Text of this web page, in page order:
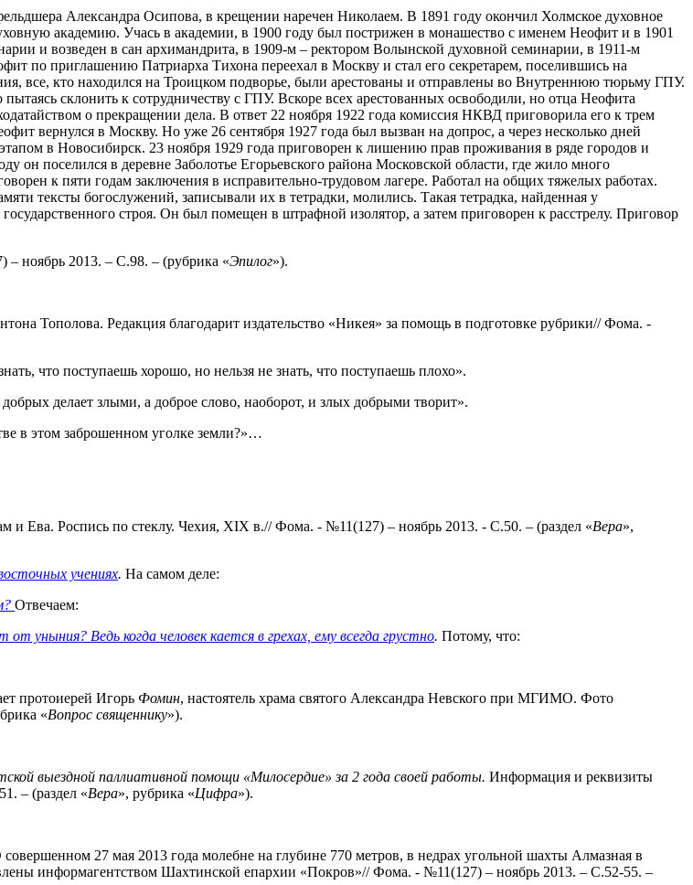
Александра Осипова, в крещении наречен Николаем. В 1891 году окончил Холмское духовное
академию. Учась в академии, в 1900 году был пострижен в монашество с именем Неофит и в 1901
и возведен в сан архимандрита, в 1909-м – ректором Волынской духовной семинарии, в 1911-м
по приглашению Патриарха Тихона переехал в Москву и стал его секретарем, поселившись на
все, кто находился на Троицком подворье, были арестованы и отправлены во Внутреннюю тюрьму ГПУ.
склонить к сотрудничеству с ГПУ. Вскоре всех арестованных освободили, но отца Неофита
о прекращении дела. В ответ 22 ноября 1922 года комиссия НКВД приговорила его к трем
вернулся в Москву. Но уже 26 сентября 1927 года был вызван на допрос, а через несколько дней
в Новосибирск. 23 ноября 1929 года приговорен к лишению прав проживания в ряде городов и
он поселился в деревне Заболотье Егорьевского района Московской области, где жило много
к пяти годам заключения в исправительно-трудовом лагере. Работал на общих тяжелых работах.
тексты богослужений, записывали их в тетрадки, молились. Такая тетрадка, найденная у
строя. Он был помещен в штрафной изолятор, а затем приговорен к расстрелу. Приговор
– ноябрь 2013. – С.98. – (рубрика «Эпилог»).
Тополова. Редакция благодарит издательство «Никея» за помощь в подготовке рубрики// Фома. -
что поступаешь хорошо, но нельзя не знать, что поступаешь плохо».
делает злыми, а доброе слово, наоборот, и злых добрыми творит».
в этом заброшенном уголке земли?»…
и Ева. Роспись по стеклу. Чехия, XIX в.// Фома. - №11(127) – ноябрь 2013. - С.50. – (раздел «Вера»,
учениях. На самом деле:
Отвечаем:
уныния? Ведь когда человек кается в грехах, ему всегда грустно. Потому, что:
протоиерей Игорь Фомин, настоятель храма святого Александра Невского при МГИМО. Фото
«Вопрос священнику»).
выездной паллиативной помощи «Милосердие» за 2 года своей работы. Информация и реквизиты
– (раздел «Вера», рубрика «Цифра»).
27 мая 2013 года молебне на глубине 770 метров, в недрах угольной шахты Алмазная в
информагентством Шахтинской епархии «Покров»// Фома. - №11(127) – ноябрь 2013. – С.52-55. –